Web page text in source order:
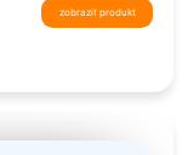
zobrazit produkt